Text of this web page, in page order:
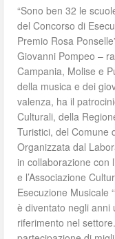
“Sono ben 32 le
del Concorso di
Premio Rosa
Giovanni Pompeo –
Campania, Molise e
della musica e dei
valenza, ha il
Culturali, della
Turistici, del Comune
Organizzata dal
in collaborazione con
e l’Associazione
Esecuzione Musicale
è diventato negli anni
riferimento nel